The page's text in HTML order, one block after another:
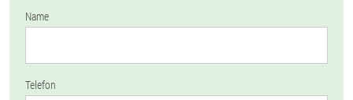
Name
Telefon